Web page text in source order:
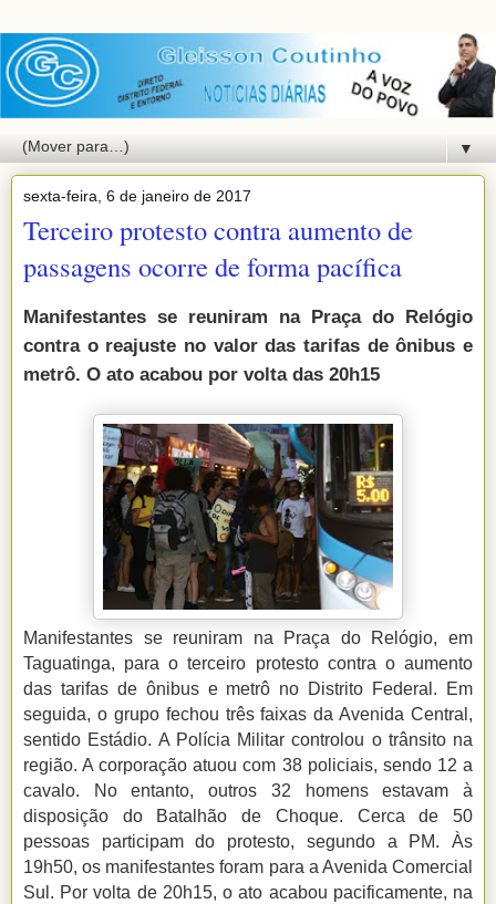
▼
sexta-feira, 6 de janeiro de 2017
Terceiro protesto contra aumento de
passagens ocorre de forma pacífica
Manifestantes se reuniram na Praça do Relógio
contra o reajuste no valor das tarifas de ônibus e
metrô. O ato acabou por volta das 20h15
Manifestantes se reuniram na Praça do Relógio, em
Taguatinga, para o terceiro protesto contra o aumento
das tarifas de ônibus e metrô no Distrito Federal. Em
seguida, o grupo fechou três faixas da Avenida Central,
sentido Estádio. A Polícia Militar controlou o trânsito na
região. A corporação atuou com 38 policiais, sendo 12 a
cavalo. No entanto, outros 32 homens estavam à
disposição do Batalhão de Choque. Cerca de 50
pessoas participam do protesto, segundo a PM. Às
19h50, os manifestantes foram para a Avenida Comercial
Sul. Por volta de 20h15, o ato acabou pacificamente, na